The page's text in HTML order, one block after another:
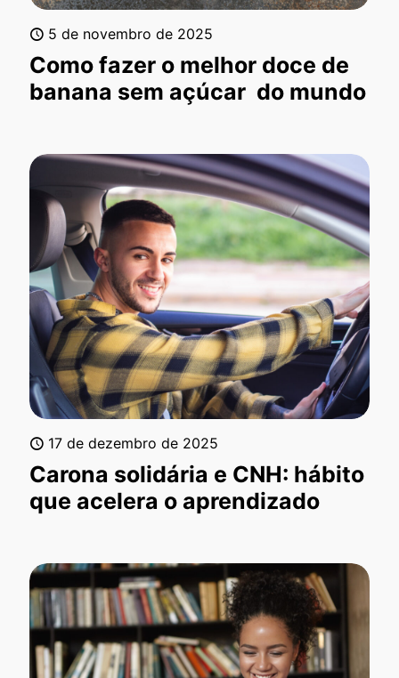
5 de novembro de 2025
Como fazer o melhor doce de
banana sem açúcar do mundo
17 de dezembro de 2025
Carona solidária e CNH: hábito
que acelera o aprendizado